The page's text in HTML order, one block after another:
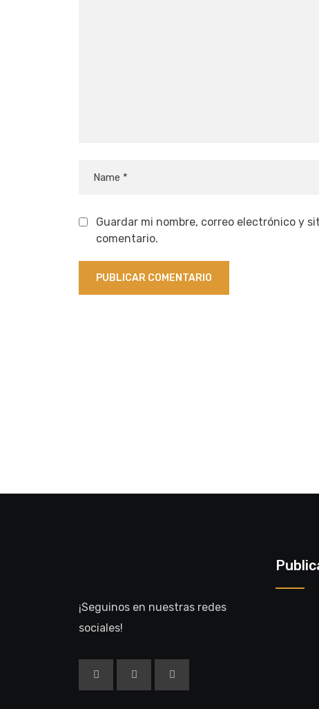
Guardar mi nombre, correo electrónico y
comentario.
¡Seguinos en nuestras redes
sociales!